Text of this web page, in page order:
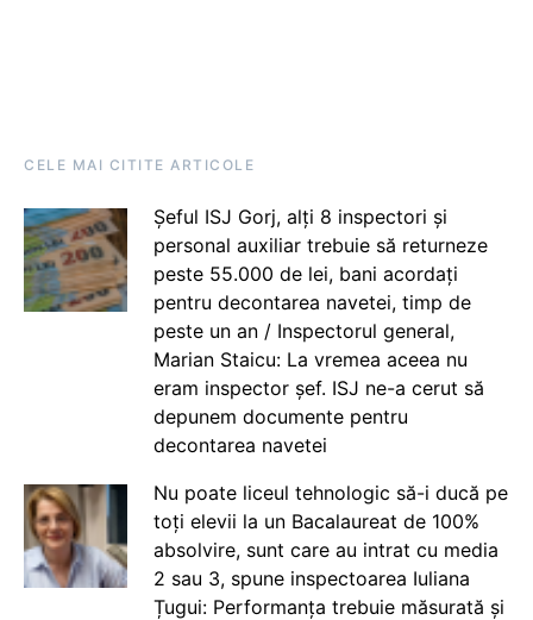
CELE MAI CITITE ARTICOLE
Șeful ISJ Gorj, alți 8 inspectori și
personal auxiliar trebuie să returneze
peste 55.000 de lei, bani acordați
pentru decontarea navetei, timp de
peste un an / Inspectorul general,
Marian Staicu: La vremea aceea nu
eram inspector șef. ISJ ne-a cerut să
depunem documente pentru
decontarea navetei
Nu poate liceul tehnologic să-i ducă pe
toți elevii la un Bacalaureat de 100%
absolvire, sunt care au intrat cu media
2 sau 3, spune inspectoarea Iuliana
Țugui: Performanța trebuie măsurată și